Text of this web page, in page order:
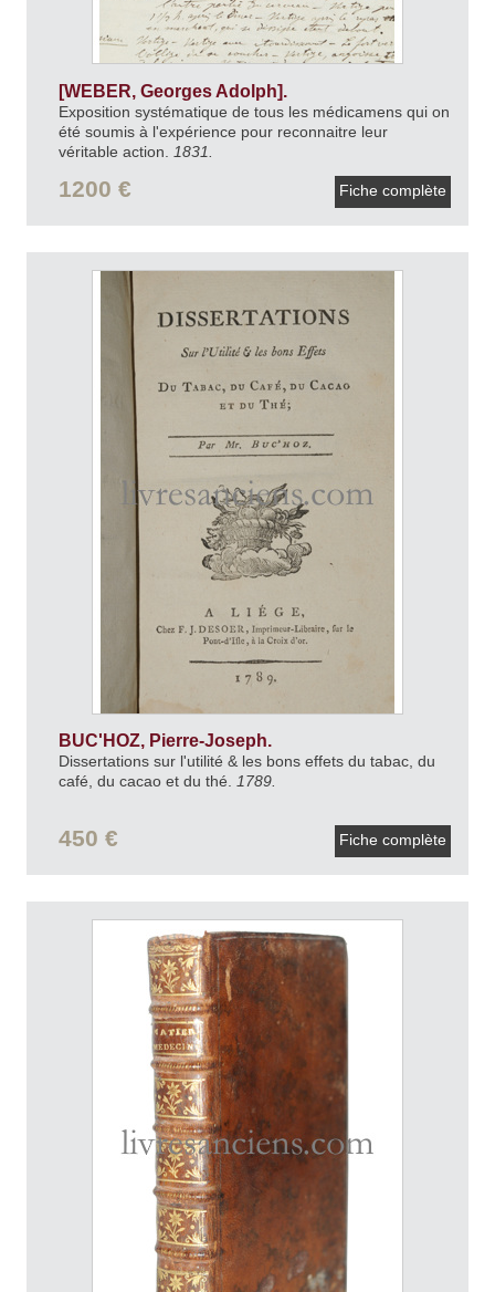
[WEBER, Georges Adolph].
Exposition systématique de tous les médicamens qui on
été soumis à l'expérience pour reconnaitre leur
véritable action.
1831.
1200 € Fiche complète
BUC'HOZ, Pierre-Joseph.
Dissertations sur l'utilité & les bons effets du tabac, du
café, du cacao et du thé. 1789.
450 € Fiche complète